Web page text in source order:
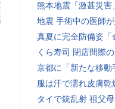
熊本地震「激甚災害
地震 手術中の医師
真夏に完全防備姿「
くら寿司 閉店間際
京都に「新たな移動
服は汗で濡れ皮膚乾
タイで銃乱射 祖父